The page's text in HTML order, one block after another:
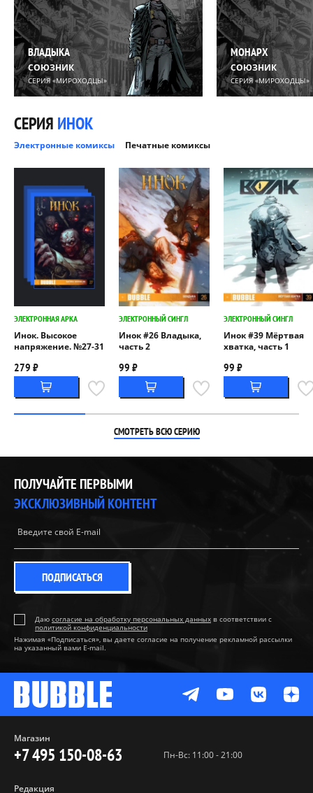
ВЛАДЫКА
СОЮЗНИК
СЕРИЯ «МИРОХОДЦЫ»
МОНАРХ
СОЮЗНИК
СЕРИЯ «МИРОХОДЦЫ»
СЕРИЯ ИНОК
Электронные комиксы Печатные комиксы
ЭЛЕКТРОННАЯ АРКА
Инок. Высокое
напряжение. №27-31
279 ₽
ЭЛЕКТРОННЫЙ СИНГЛ
Инок #26 Владыка,
часть 2
99 ₽
ЭЛЕКТРОННЫЙ СИНГЛ
Инок #39 Мёртвая
хватка, часть 1
99 ₽
СМОТРЕТЬ ВСЮ СЕРИЮ
ПОЛУЧАЙТЕ ПЕРВЫМИ
ЭКСКЛЮЗИВНЫЙ КОНТЕНТ
ПОДПИСАТЬСЯ
Даю согласие на обработку персональных данных в соответствии с
политикой конфиденциальности
Нажимая «Подписаться», вы даете согласие на получение рекламной рассылки
на указанный вами E-mail.
Магазин
+7 495 150-08-63 Пн-Вс: 11:00 - 21:00
Редакция